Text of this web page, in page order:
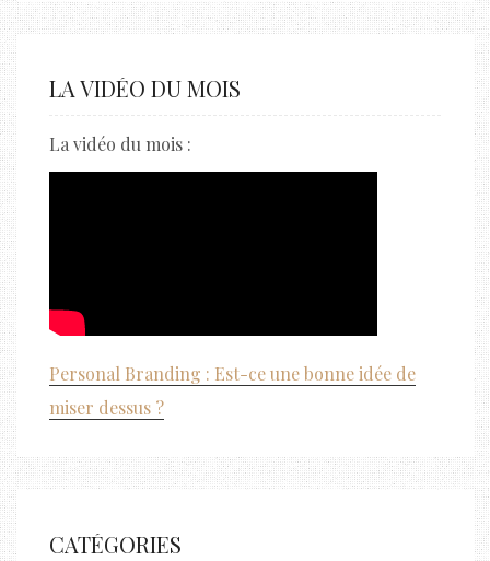
LA VIDÉO DU MOIS
La vidéo du mois :
Personal Branding : Est-ce une bonne idée de
miser dessus ?
CATÉGORIES